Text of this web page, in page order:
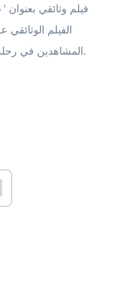
فيلم وثائقي بعنوان '
الفيلم
المشاهدين في رحلة ملتوية مع ملائكة بأربعة أرجل.